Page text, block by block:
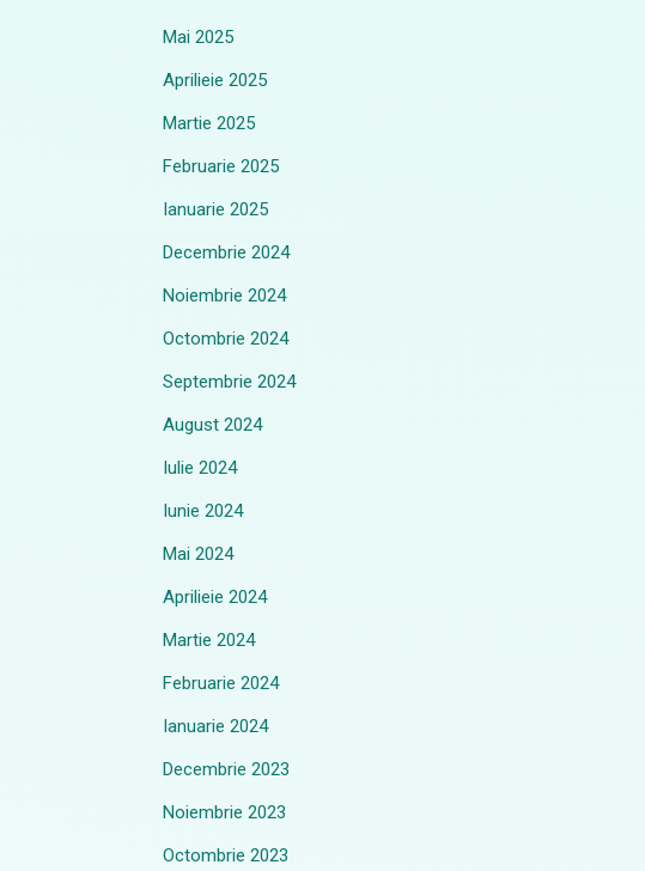
Mai 2025
Aprilieie 2025
Martie 2025
Februarie 2025
Ianuarie 2025
Decembrie 2024
Noiembrie 2024
Octombrie 2024
Septembrie 2024
August 2024
Iulie 2024
Iunie 2024
Mai 2024
Aprilieie 2024
Martie 2024
Februarie 2024
Ianuarie 2024
Decembrie 2023
Noiembrie 2023
Octombrie 2023